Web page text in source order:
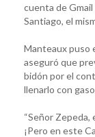
cuenta de
Santiago, el
Manteaux puso
aseguró que
bidón por el
llenarlo con
“Señor Zepeda,
¡Pero en este